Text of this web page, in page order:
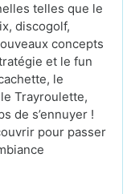
telles que le
discogolf,
concepts
et le fun
le
Trayroulette,
de s’ennuyer !
pour passer